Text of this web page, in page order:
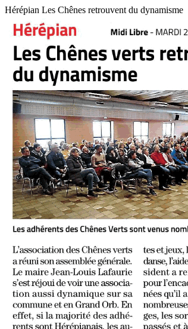
Hérépian Les Chênes retrouvent du dynamisme